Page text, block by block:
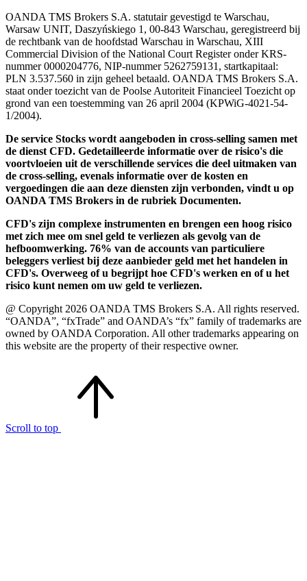
OANDA TMS Brokers S.A. statutair gevestigd te Warschau,
Warsaw UNIT, Daszyńskiego 1, 00-843 Warschau, geregistreerd bij
de rechtbank van de hoofdstad Warschau in Warschau, XIII
Commercial Division of the National Court Register onder KRS-
nummer 0000204776, NIP-nummer 5262759131, startkapitaal:
PLN 3.537.560 in zijn geheel betaald. OANDA TMS Brokers S.A.
staat onder toezicht van de Poolse Autoriteit Financieel Toezicht op
grond van een toestemming van 26 april 2004 (KPWiG-4021-54-
1/2004).
De service Stocks wordt aangeboden in cross-selling samen met
de dienst CFD. Gedetailleerde informatie over de risico's die
voortvloeien uit de verschillende services die deel uitmaken van
de cross-selling, evenals informatie over de kosten en
vergoedingen die aan deze diensten zijn verbonden, vindt u op
OANDA TMS Brokers in de rubriek Documenten.
CFD's zijn complexe instrumenten en brengen een hoog risico
met zich mee om snel geld te verliezen als gevolg van de
hefboomwerking. 76% van de accounts van particuliere
beleggers verliest bij deze aanbieder geld met het handelen in
CFD's. Overweeg of u begrijpt hoe CFD's werken en of u het
risico kunt nemen om uw geld te verliezen.
@ Copyright 2026 OANDA TMS Brokers S.A. All rights reserved.
“OANDA”, “fxTrade” and OANDA’s “fx” family of trademarks are
owned by OANDA Corporation. All other trademarks appearing on
this website are the property of their respective owner.
Scroll to top